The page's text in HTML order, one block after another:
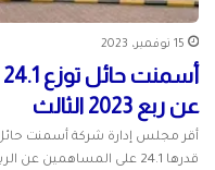
15 نوفمبر، 2023
عن ربع 2023 الثالث
قدرها 24.1 على المساهمين عن الربع الثالث…